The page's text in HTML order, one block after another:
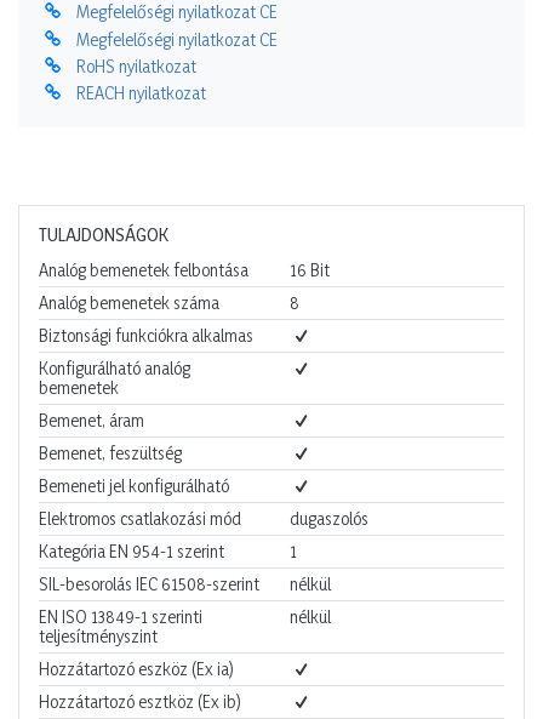
Megfelelőségi nyilatkozat CE
Megfelelőségi nyilatkozat CE
RoHS nyilatkozat
REACH nyilatkozat
TULAJDONSÁGOK
Analóg bemenetek felbontása
16 Bit
Analóg bemenetek száma
8
Biztonsági funkciókra alkalmas
Konfigurálható analóg
bemenetek
Bemenet, áram
Bemenet, feszültség
Bemeneti jel konfigurálható
Elektromos csatlakozási mód
dugaszolós
Kategória EN 954-1 szerint
1
SIL-besorolás IEC 61508-szerint
nélkül
EN ISO 13849-1 szerinti
teljesítményszint
nélkül
Hozzátartozó eszköz (Ex ia)
Hozzátartozó esztköz (Ex ib)